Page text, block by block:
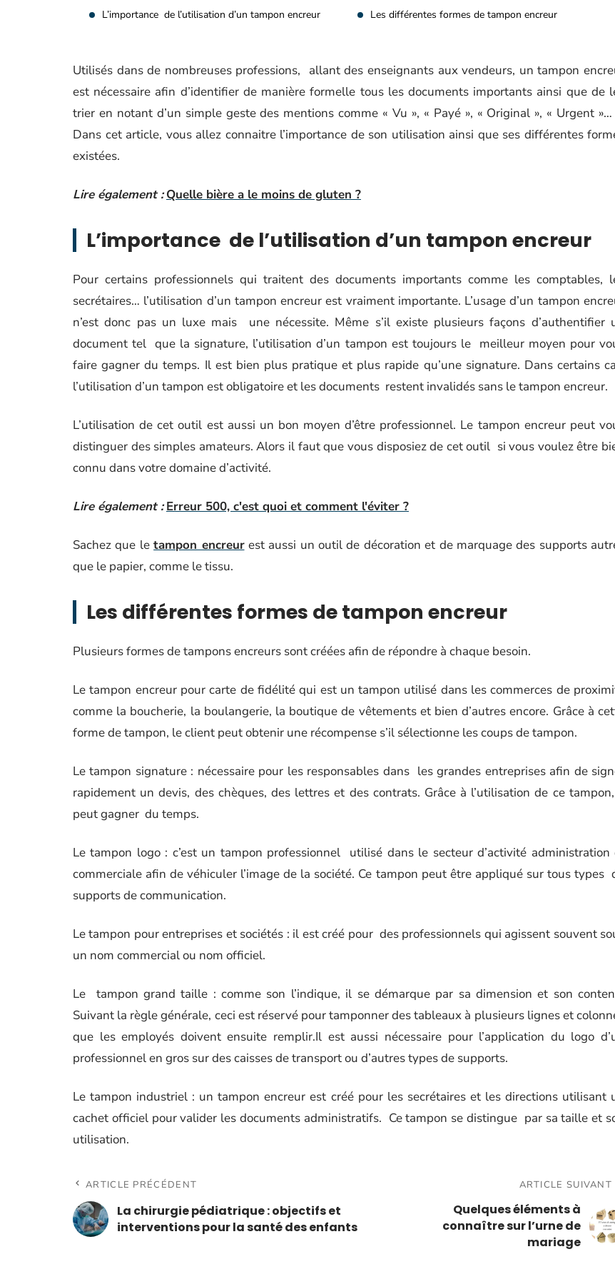
L’importance de l’utilisation d’un tampon encreur Les différentes formes de tampon encreur
Utilisés dans de nombreuses professions, allant des enseignants aux vendeurs, un tampon
est nécessaire afin d’identifier de manière formelle tous les documents importants ainsi que de
trier en notant d’un simple geste des mentions comme « Vu », « Payé », « Original », « Urgent »…
Dans cet article, vous allez connaitre l’importance de son utilisation ainsi que ses différentes
existées.
Lire également : Quelle bière a le moins de gluten ?
L’importance de l’utilisation d’un tampon encreur
Pour certains professionnels qui traitent des documents importants comme les comptables,
secrétaires… l’utilisation d’un tampon encreur est vraiment importante. L’usage d’un tampon
n’est donc pas un luxe mais une nécessite. Même s’il existe plusieurs façons d’authentifier
document tel que la signature, l’utilisation d’un tampon est toujours le meilleur moyen pour
faire gagner du temps. Il est bien plus pratique et plus rapide qu’une signature. Dans certains
l’utilisation d’un tampon est obligatoire et les documents restent invalidés sans le tampon encreur.
L’utilisation de cet outil est aussi un bon moyen d’être professionnel. Le tampon encreur peut
distinguer des simples amateurs. Alors il faut que vous disposiez de cet outil si vous voulez être
connu dans votre domaine d’activité.
Lire également : Erreur 500, c'est quoi et comment l'éviter ?
Sachez que letampon encreurest aussi un outil de décoration et de marquage des supports
que le papier, comme le tissu.
Les différentes formes de tampon encreur
Plusieurs formes de tampons encreurs sont créées afin de répondre à chaque besoin.
Le tampon encreur pour carte de fidélité qui est un tampon utilisé dans les commerces de
comme la boucherie, la boulangerie, la boutique de vêtements et bien d’autres encore. Grâce à
forme de tampon, le client peut obtenir une récompense s’il sélectionne les coups de tampon.
Le tampon signature : nécessaire pour les responsables dans les grandes entreprises afin de
rapidement un devis, des chèques, des lettres et des contrats. Grâce à l’utilisation de ce
peut gagner du temps.
Le tampon logo : c’est un tampon professionnel utilisé dans le secteur d’activité administration
commerciale afin de véhiculer l’image de la société. Ce tampon peut être appliqué sur tous types
supports de communication.
Le tampon pour entreprises et sociétés : il est créé pour des professionnels qui agissent souvent
un nom commercial ou nom officiel.
Le tampon grand taille : comme son l’indique, il se démarque par sa dimension et son
Suivant la règle générale, ceci est réservé pour tamponner des tableaux à plusieurs lignes et
que les employés doivent ensuite remplir.Il est aussi nécessaire pour l’application du logo
professionnel en gros sur des caisses de transport ou d’autres types de supports.
Le tampon industriel : un tampon encreur est créé pour les secrétaires et les directions utilisant
cachet officiel pour valider les documents administratifs. Ce tampon se distingue par sa taille et
utilisation.
ARTICLE PRÉCÉDENT
La chirurgie pédiatrique : objectifs et
interventions pour la santé des enfants
ARTICLE SUIVANT
Quelques éléments à
connaître sur l’urne de
mariage